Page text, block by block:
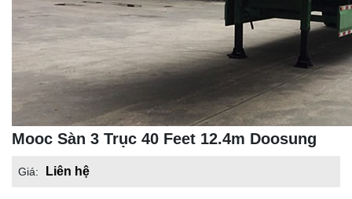
Mooc Sàn 3 Trục 40 Feet 12.4m Doosung
Giá: Liên hệ